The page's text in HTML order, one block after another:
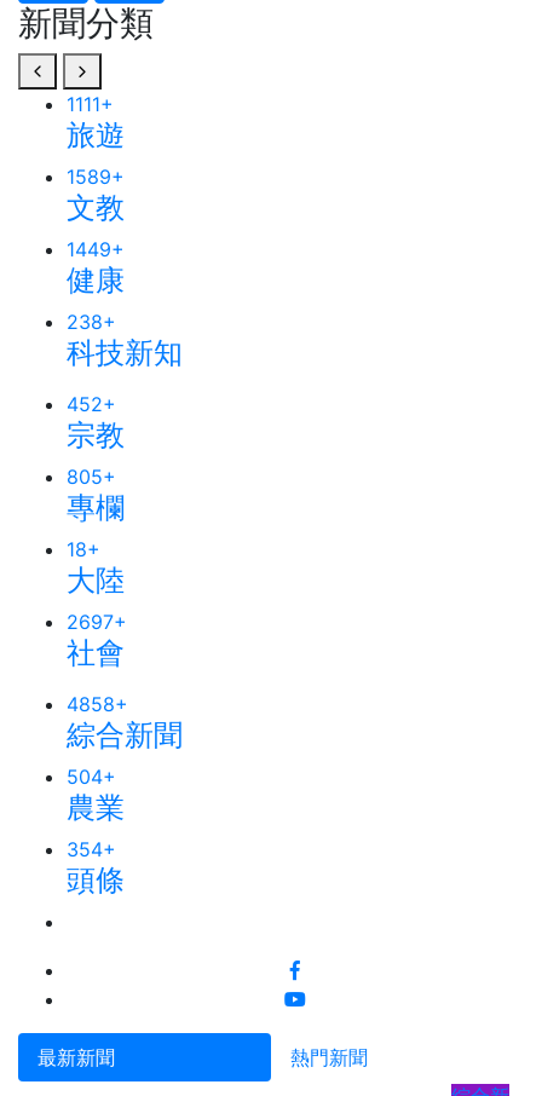
新聞分類
1111+
旅遊
1589+
文教
1449+
健康
238+
科技新知
452+
宗教
805+
專欄
18+
大陸
2697+
社會
4858+
綜合新聞
504+
農業
354+
頭條
最新新聞
熱門新聞